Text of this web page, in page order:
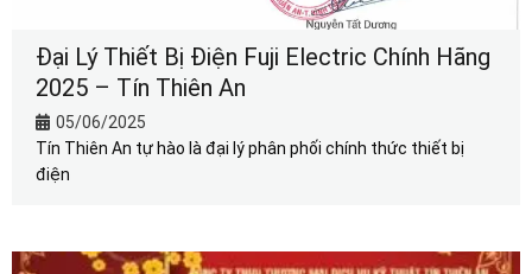
Đại Lý Thiết Bị Điện Fuji Electric Chính Hãng
2025 – Tín Thiên An
05/06/2025
Tín Thiên An tự hào là đại lý phân phối chính thức thiết bị
điện